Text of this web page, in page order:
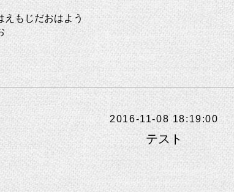
えもじだおはよう
2016-11-08 18:19:00
テスト